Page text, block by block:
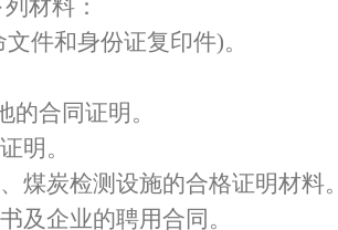
材料：
文件和身份证复印件)。
的合同证明。
明。
煤炭检测设施的合格证明材料。
及企业的聘用合同。